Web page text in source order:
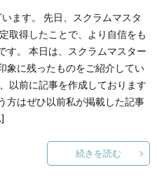
ます。 先日、スクラムマスタ
取得したことで、より自信をも
す。 本日は、スクラムマスター
象に残ったものをご紹介してい
以前に記事を作成しております
方はぜひ以前私が掲載した記事
続きを読む